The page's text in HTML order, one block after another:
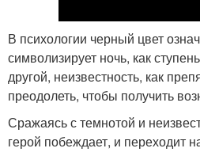
В психологии черный цвет
символизирует ночь, как
другой, неизвестность, как
преодолеть, чтобы получить
Сражаясь с темнотой и
герой побеждает, и переходит